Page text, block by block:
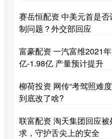
赛岳恒配资 中美元首是
制问题？外交部回应
富豪配资 一汽富维2021
亿-1.98亿 产量预计提升
柳荷投资 网传“考驾照难
到底改了啥?
联富配资 淘天集团回应
求，守护舌尖上的安全